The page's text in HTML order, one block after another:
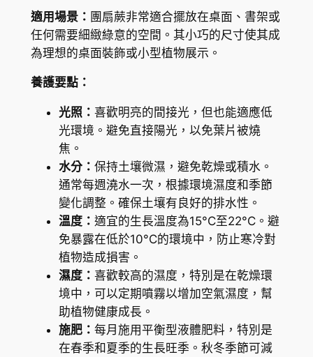
e
s
m
n
適用場景： 團扇蕨非常適合擺放在桌面、書架或
任何需要細緻綠意的空間。其小巧的尺寸使其成
為理想的桌面裝飾或小型植物展示。
養護要點：
光照： 喜歡明亮的間接光，但也能適應低
光環境。避免直接陽光，以免葉片被燒
焦。
水分： 保持土壤微濕，避免乾燥或積水。
通常每週澆水一次，根據環境濕度和季節
變化調整。確保土壤有良好的排水性。
溫度： 適宜的生長溫度為15°C至22°C。避
免暴露在低於10°C的環境中，防止寒冷對
植物造成損害。
濕度： 喜歡較高的濕度，特別是在乾燥環
境中，可以定期噴霧以增加空氣濕度，幫
助植物健康成長。
施肥： 每月施用平衡型液體肥料，特別是
在春季和夏季的生長旺季。秋冬季節可減